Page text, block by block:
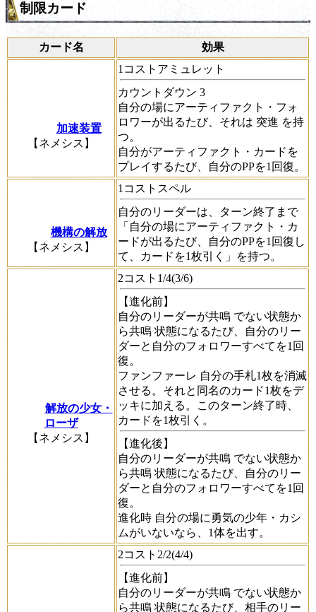
制限カード
カード名 効果
加速装置
【ネメシス】
1コストアミュレット
カウントダウン 3
自分の場にアーティファクト・フォ
ロワーが出るたび、それは 突進 を持
つ。
自分がアーティファクト・カードを
プレイするたび、自分のPPを1回復。
機構の解放
【ネメシス】
1コストスペル
自分のリーダーは、ターン終了まで
「自分の場にアーティファクト・カ
ードが出るたび、自分のPPを1回復し
て、カードを1枚引く」を持つ。
解放の少女・
ローザ
【ネメシス】
2コスト1/4(3/6)
【進化前】
自分のリーダーが共鳴 でない状態か
ら共鳴 状態になるたび、自分のリー
ダーと自分のフォロワーすべてを1回
復。
ファンファーレ 自分の手札1枚を消滅
させる。それと同名のカード1枚をデ
ッキに加える。このターン終了時、
カードを1枚引く。
【進化後】
自分のリーダーが共鳴 でない状態か
ら共鳴 状態になるたび、自分のリー
ダーと自分のフォロワーすべてを1回
復。
進化時 自分の場に勇気の少年・カシ
ムがいないなら、1体を出す。
2コスト2/2(4/4)
【進化前】
自分のリーダーが共鳴 でない状態か
ら共鳴 状態になるたび、相手のリー